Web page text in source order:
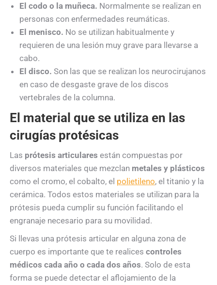
El codo o la muñeca. Normalmente se realizan en
personas con enfermedades reumáticas.
El menisco. No se utilizan habitualmente y
requieren de una lesión muy grave para llevarse a
cabo.
El disco. Son las que se realizan los neurocirujanos
en caso de desgaste grave de los discos
vertebrales de la columna.
El material que se utiliza en las
cirugías protésicas
Las prótesis articulares están compuestas por
diversos materiales que mezclan metales y plásticos
como el cromo, el cobalto, el polietileno, el titanio y la
cerámica. Todos estos materiales se utilizan para la
prótesis pueda cumplir su función facilitando el
engranaje necesario para su movilidad.
Si llevas una prótesis articular en alguna zona de
cuerpo es importante que te realices controles
médicos cada año o cada dos años. Solo de esta
forma se puede detectar el aflojamiento de la